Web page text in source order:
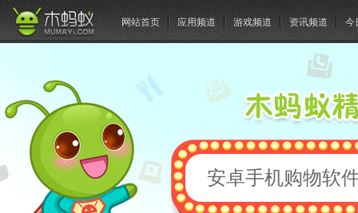
网站首页 应用频道 游戏频道 资讯频道 今
安卓手机购物软